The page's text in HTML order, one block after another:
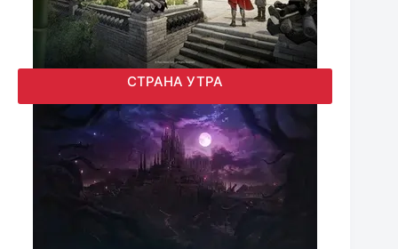
СТРАНА УТРА